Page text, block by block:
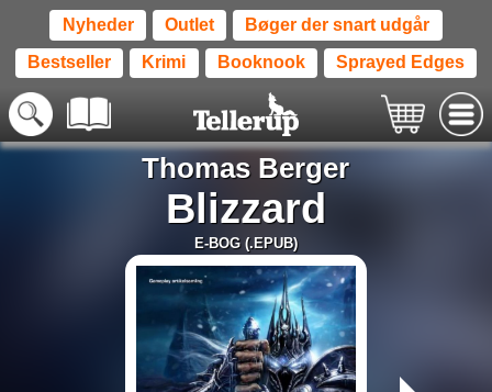
Nyheder Outlet Bøger der snart udgår
Bestseller Krimi Booknook Sprayed Edges
Thomas Berger
Blizzard
E-BOG (.EPUB)